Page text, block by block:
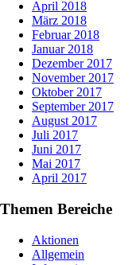
April 2018
März 2018
Februar 2018
Januar 2018
Dezember 2017
November 2017
Oktober 2017
September 2017
August 2017
Juli 2017
Juni 2017
Mai 2017
April 2017
Themen Bereiche
Aktionen
Allgemein